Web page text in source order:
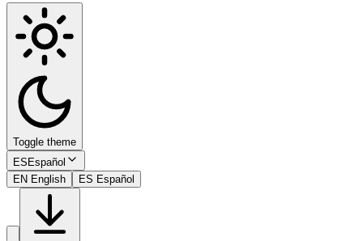
Toggle theme
ES Español
EN English ES Español